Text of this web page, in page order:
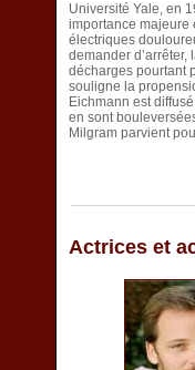
Université Yale, en
importance majeure
électriques
demander
décharges pourtant
souligne la
Eichmann est
en sont
Milgram parvient
Actrices et